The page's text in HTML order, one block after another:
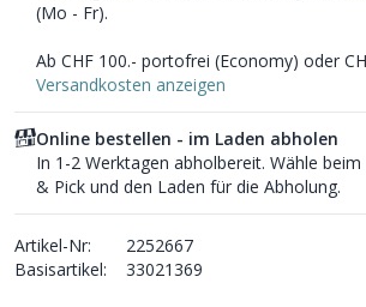
(Mo - Fr).
Ab CHF 100.- portofrei (Economy) oder
Versandkosten anzeigen
Online bestellen - im Laden abholen
In 1-2 Werktagen abholbereit. Wähle
& Pick und den Laden für die Abholung.
Artikel-Nr:
2252667
Basisartikel:
33021369